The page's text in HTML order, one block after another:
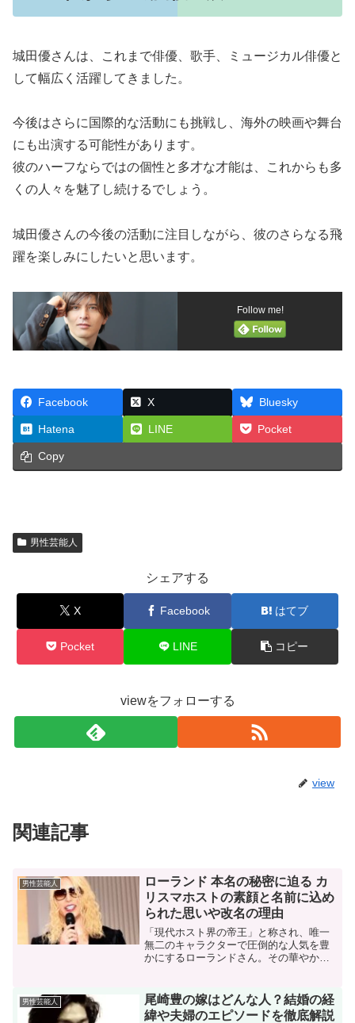
城田優さんは、これまで俳優、歌手、ミュージカル俳優と
して幅広く活躍してきました。
今後はさらに国際的な活動にも挑戦し、海外の映画や舞台
にも出演する可能性があります。
彼のハーフならではの個性と多才な才能は、これからも多
くの人々を魅了し続けるでしょう。
城田優さんの今後の活動に注目しながら、彼のさらなる飛
躍を楽しみにしたいと思います。
Follow me!
Facebook X Bluesky
Hatena LINE Pocket
Copy
男性芸能人
シェアする
X Facebook はてブ
Pocket LINE コピー
viewをフォローする
view
関連記事
男性芸能人
ローランド 本名の秘密に迫る カ
リスマホストの素顔と名前に込め
られた思いや改名の理由
「現代ホスト界の帝王」と称され、唯一
無二のキャラクターで圧倒的な人気を豊
かにするローランドさん。その華やかな
回は、そんなローランドさんの「本名」
にまつわる話題を中心に、...
男性芸能人
尾崎豊の嫁はどんな人？結婚の経
緯や夫婦のエピソードを徹底解説